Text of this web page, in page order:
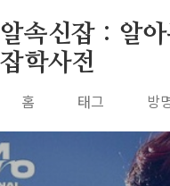
알속신잡 : 알
잡학사전
홈 태그 방